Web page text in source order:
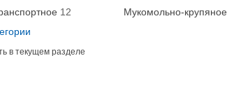
12 Мукомольно-крупяное
в текущем разделе